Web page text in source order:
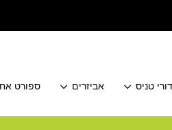
טניס אביזרים ספורט